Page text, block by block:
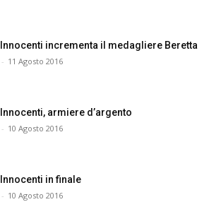
Innocenti incrementa il medagliere Beretta
- 11 Agosto 2016
Innocenti, armiere d’argento
- 10 Agosto 2016
Innocenti in finale
- 10 Agosto 2016